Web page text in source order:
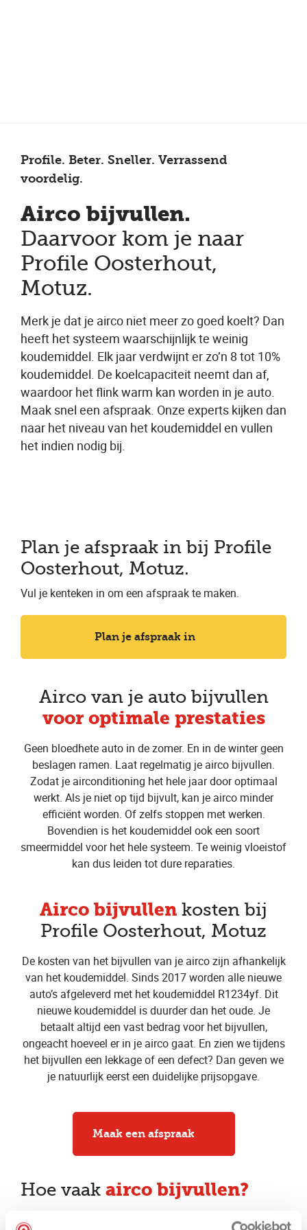
Profile. Beter. Sneller. Verrassend
voordelig.
Airco bijvullen.
Daarvoor kom je naar
Profile Oosterhout,
Motuz.
Merk je dat je airco niet meer zo goed koelt? Dan
heeft het systeem waarschijnlijk te weinig
koudemiddel. Elk jaar verdwijnt er zo’n 8 tot 10%
koudemiddel. De koelcapaciteit neemt dan af,
waardoor het flink warm kan worden in je auto.
Maak snel een afspraak. Onze experts kijken dan
naar het niveau van het koudemiddel en vullen
het indien nodig bij.
Plan je afspraak in bij Profile
Oosterhout, Motuz.
Vul je kenteken in om een afspraak te maken.
Plan je afspraak in
Airco van je auto bijvullen
voor optimale prestaties
Geen bloedhete auto in de zomer. En in de winter geen
beslagen ramen. Laat regelmatig je airco bijvullen.
Zodat je airconditioning het hele jaar door optimaal
werkt. Als je niet op tijd bijvult, kan je airco minder
efficiënt worden. Of zelfs stoppen met werken.
Bovendien is het koudemiddel ook een soort
smeermiddel voor het hele systeem. Te weinig vloeistof
kan dus leiden tot dure reparaties.
Airco bijvullen kosten bij
Profile Oosterhout, Motuz
De kosten van het bijvullen van je airco zijn afhankelijk
van het koudemiddel. Sinds 2017 worden alle nieuwe
auto’s afgeleverd met het koudemiddel R1234yf. Dit
nieuwe koudemiddel is duurder dan het oude. Je
betaalt altijd een vast bedrag voor het bijvullen,
ongeacht hoeveel er in je airco gaat. En zien we tijdens
het bijvullen een lekkage of een defect? Dan geven we
je natuurlijk eerst een duidelijke prijsopgave.
Maak een afspraak
Hoe vaak airco bijvullen?
Een airco moet eens in de vier jaar helemaal opnieuw